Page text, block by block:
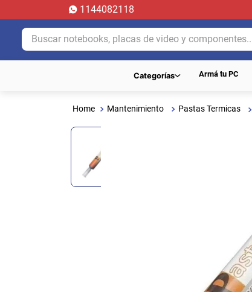
1144082118
Buscar notebooks, placas de video y componentes...
Categorías Armá tu PC
Mantenimiento Pastas Termicas